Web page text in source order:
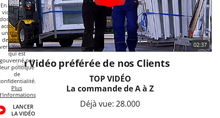
En lançant la
vidéo, vous
donnez votre
accord pour
un transfert
de données
YouTube
qui est
par
politique
de
Plus
LANCER
LA VIDÉO
02:37
La Vidéo préférée de nos Clients
TOP VIDÉO
La commande de A à Z
Déjà vue: 28.000